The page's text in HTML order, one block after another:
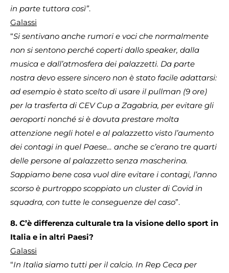
in parte tuttora così”.
Galassi
“Si sentivano anche rumori e voci che normalmente
non si sentono perché coperti dallo speaker, dalla
musica e dall’atmosfera dei palazzetti. Da parte
nostra devo essere sincero non è stato facile adattarsi:
ad esempio è stato scelto di usare il pullman (9 ore)
per la trasferta di CEV Cup a Zagabria, per evitare gli
aeroporti nonché si è dovuta prestare molta
attenzione negli hotel e al palazzetto visto l’aumento
dei contagi in quel Paese… anche se c’erano tre quarti
delle persone al palazzetto senza mascherina.
Sappiamo bene cosa vuol dire evitare i contagi, l’anno
scorso è purtroppo scoppiato un cluster di Covid in
squadra, con tutte le conseguenze del caso”.
8. C’è differenza culturale tra la visione dello sport in
Italia e in altri Paesi?
Galassi
“In Italia siamo tutti per il calcio. In Rep Ceca per